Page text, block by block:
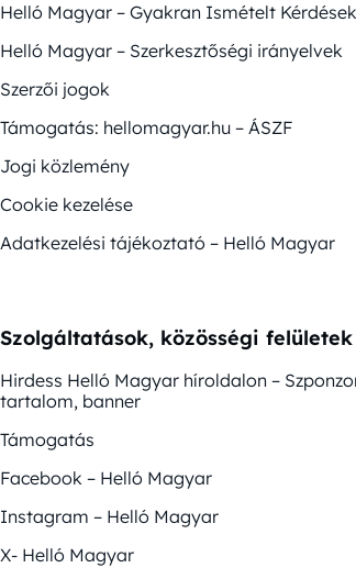
Helló Magyar – Gyakran Ismételt Kérdések
Helló Magyar – Szerkesztőségi irányelvek
Szerzői jogok
Támogatás: hellomagyar.hu – ÁSZF
Jogi közlemény
Cookie kezelése
Adatkezelési tájékoztató – Helló Magyar
Szolgáltatások, közösségi felületek
Hirdess Helló Magyar híroldalon –
tartalom, banner
Támogatás
Facebook – Helló Magyar
Instagram – Helló Magyar
X- Helló Magyar